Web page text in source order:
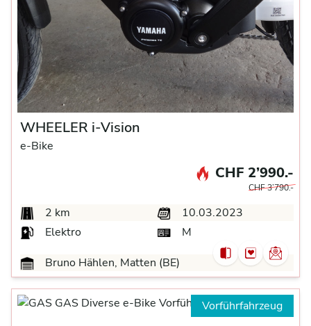
WHEELER i-Vision
e-Bike
CHF 2’990.-
CHF 3’790.-
2 km
10.03.2023
Elektro
M
Bruno Hählen, Matten (BE)
Vorführfahrzeug